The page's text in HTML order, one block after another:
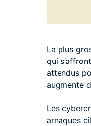
La plus
qui
attendus
augmente
Les
arnaques